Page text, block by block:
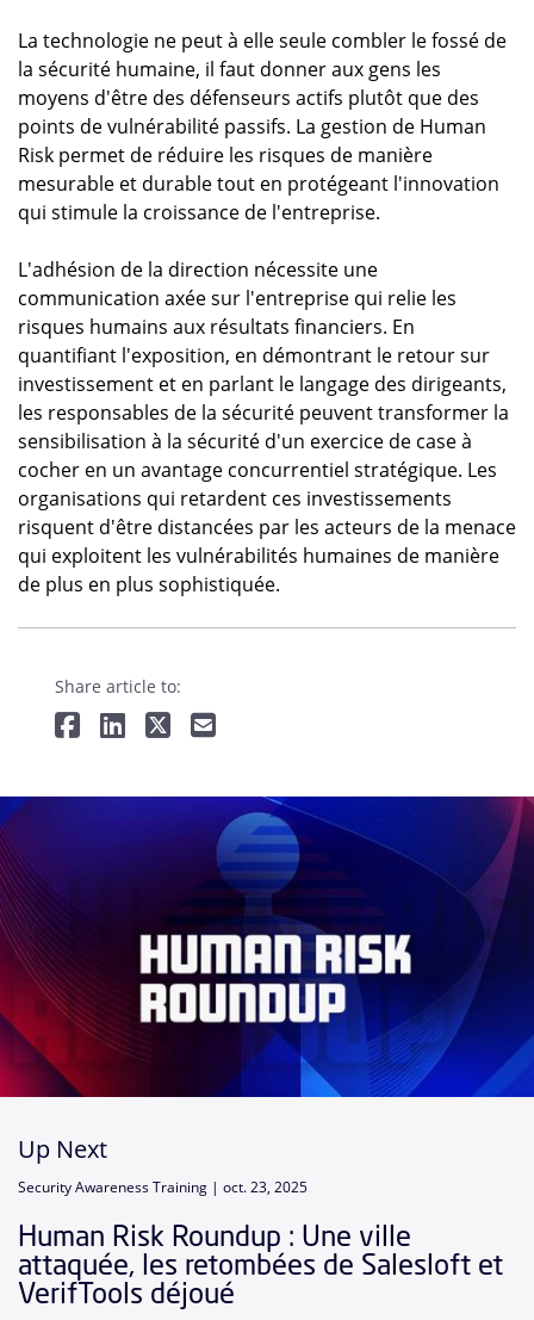
La technologie ne peut à elle seule combler le fossé de
la sécurité humaine, il faut donner aux gens les
moyens d'être des défenseurs actifs plutôt que des
points de vulnérabilité passifs. La gestion de Human
Risk permet de réduire les risques de manière
mesurable et durable tout en protégeant l'innovation
qui stimule la croissance de l'entreprise.
L'adhésion de la direction nécessite une
communication axée sur l'entreprise qui relie les
risques humains aux résultats financiers. En
quantifiant l'exposition, en démontrant le retour sur
investissement et en parlant le langage des dirigeants,
les responsables de la sécurité peuvent transformer la
sensibilisation à la sécurité d'un exercice de case à
cocher en un avantage concurrentiel stratégique. Les
organisations qui retardent ces investissements
risquent d'être distancées par les acteurs de la menace
qui exploitent les vulnérabilités humaines de manière
de plus en plus sophistiquée.
Share article to:
Up Next
Security Awareness Training | oct. 23, 2025
Human Risk Roundup : Une ville
attaquée, les retombées de Salesloft et
VerifTools déjoué